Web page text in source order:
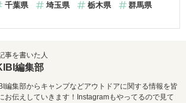
千葉県 埼玉県 栃木県
群馬県
事を書いた人
編集部
編集部からキャンプなどアウトドアに関する情報を皆
お伝えしていきます！Instagramもやってるので見て